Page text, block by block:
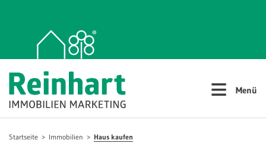
≡ Menü
Startseite Immobilien Haus kaufen